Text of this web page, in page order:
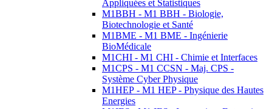
Appliquées et Statistiques
M1BBH - M1 BBH - Biologie,
Biotechnologie et Santé
M1BME - M1 BME - Ingénierie
BioMédicale
M1CHI - M1 CHI - Chimie et Interfaces
M1CPS - M1 CCSN - Maj. CPS -
Système Cyber Physique
M1HEP - M1 HEP - Physique des Hautes
Energies